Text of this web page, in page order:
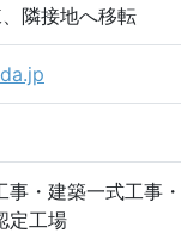
隣接地へ移転
・建築一式工事
定工場